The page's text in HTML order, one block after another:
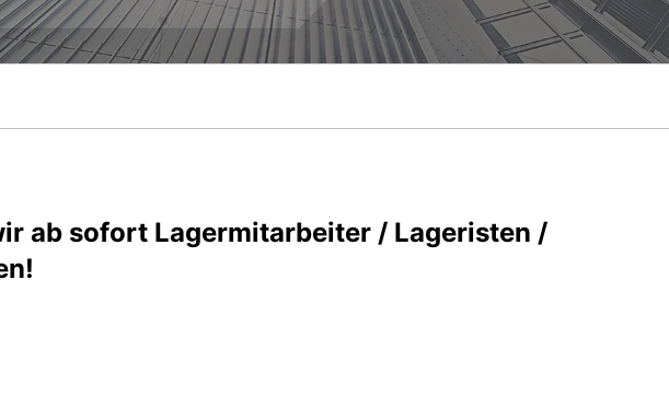
ab sofort Lagermitarbeiter / Lageristen /